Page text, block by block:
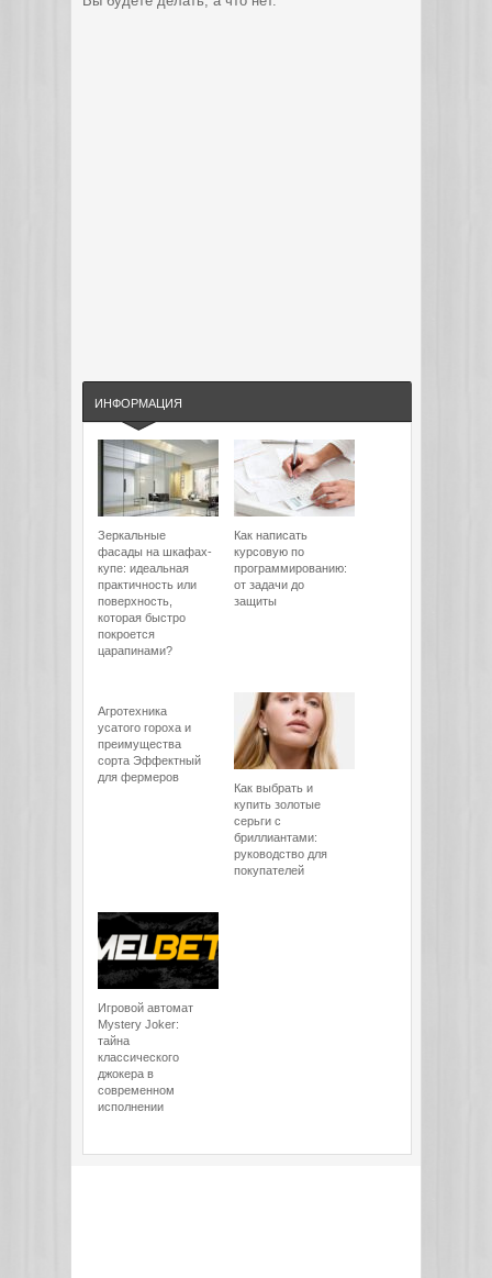
ИНФОРМАЦИЯ
Зеркальные
фасады на шкафах-
купе: идеальная
практичность или
поверхность,
которая быстро
покроется
царапинами?
Как написать
курсовую по
программированию:
от задачи до
защиты
Агротехника
усатого гороха и
преимущества
сорта Эффектный
для фермеров
Как выбрать и
купить золотые
серьги с
бриллиантами:
руководство для
покупателей
Игровой автомат
Mystery Joker:
тайна
классического
джокера в
современном
исполнении